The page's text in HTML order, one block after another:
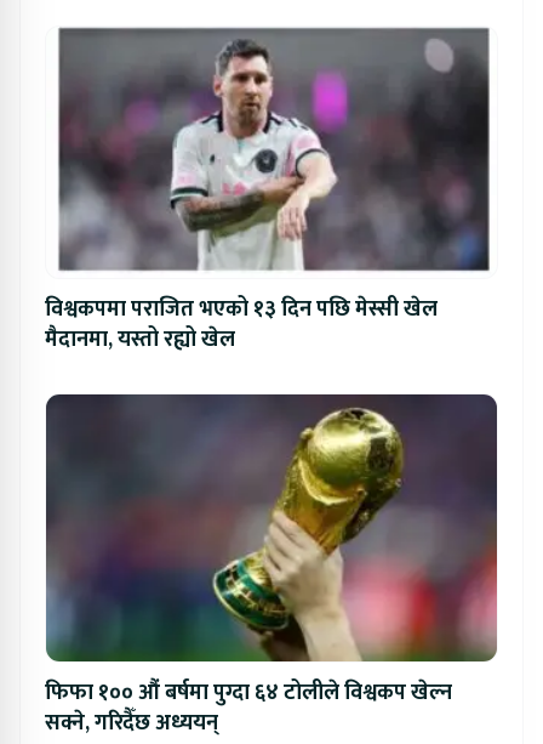
विश्वकपमा पराजित भएको १३ दिन पछि मेस्सी खेल
मैदानमा, यस्तो रह्यो खेल
फिफा १०० औं बर्षमा पुग्दा ६४ टोलीले विश्वकप खेल्न
सक्ने, गरिदैँछ अध्ययन्